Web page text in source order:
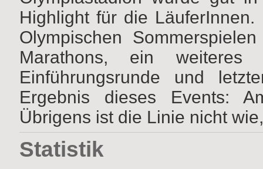
Highlight für die
Olympischen
Marathons, ein
Einführungsrunde und
Ergebnis dieses Events:
Übrigens ist die Linie nicht
Statistik